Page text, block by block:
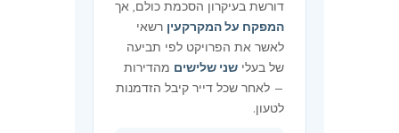
3. ביצוע עבודה ברכוש המשותף,
שמטרתה שינוי ברכוש המשותף
שאינו הרחבת דירה או בניית
דירה חדשה כאמור בסעיפים 4
או 5, טעון החלטה מראש של רוב
בעלי הדירות בבית המשותף.
דורשת בעיקרון הסכמת כולם, אך
המפקח על המקרקעין רשאי
לאשר את הפרויקט לפי תביעה
של בעלי שני שלישים מהדירות
— לאחר שכל דייר קיבל הזדמנות
לטעון.